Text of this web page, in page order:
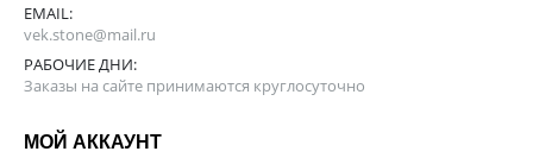
EMAIL:
vek.stone@mail.ru
РАБОЧИЕ ДНИ:
Заказы на сайте принимаются круглосуточно
МОЙ АККАУНТ